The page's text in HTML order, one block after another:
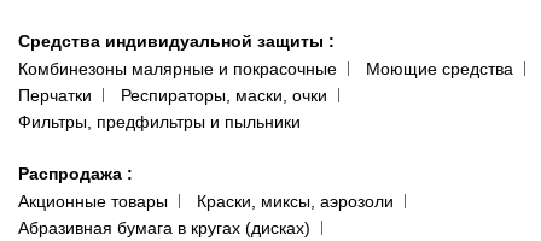
Средства индивидуальной защиты :
Комбинезоны малярные и покрасочные
Моющие средства
Перчатки
Респираторы, маски, очки
Фильтры, предфильтры и пыльники
Распродажа :
Акционные товары
Краски, миксы, аэрозоли
Абразивная бумага в кругах (дисках)